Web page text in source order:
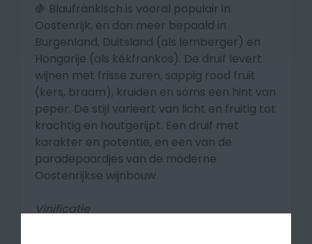
🍇 Blaufränkisch is vooral populair in
Oostenrijk, en dan meer bepaald in
Burgenland, Duitsland (als lemberger) en
Hongarije (als kékfrankos). De druif levert
wijnen met frisse zuren, sappig rood fruit
(kers, braam), kruiden en soms een hint van
peper. De stijl varieert van licht en fruitig tot
krachtig en houtgerijpt. Een druif met
karakter en potentie, en een van de
paradepaardjes van de moderne
Oostenrijkse wijnbouw.
Vinificatie